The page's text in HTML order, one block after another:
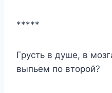
*****
Грусть в душе, в
выпьем по второй?